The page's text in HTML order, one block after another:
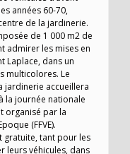
années 60-70,
de la jardinerie.
de 1 000 m2 de
admirer les mises en
Laplace, dans un
multicolores. Le
jardinerie accueillera
la journée nationale
organisé par la
(FFVE).
gratuite, tant pour les
leurs véhicules, dans